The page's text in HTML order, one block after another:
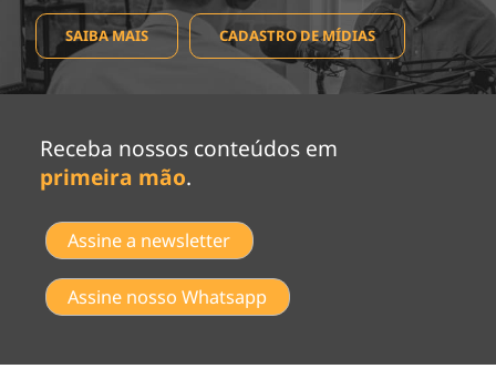
SAIBA MAIS CADASTRO DE MÍDIAS
Receba nossos conteúdos em
primeira mão.
Assine a newsletter
Assine nosso Whatsapp